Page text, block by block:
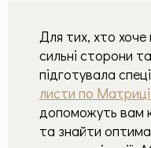
Для тих, хто хоче
сильні сторони
підготувала
листи по Матриці
допоможуть вам
та знайти